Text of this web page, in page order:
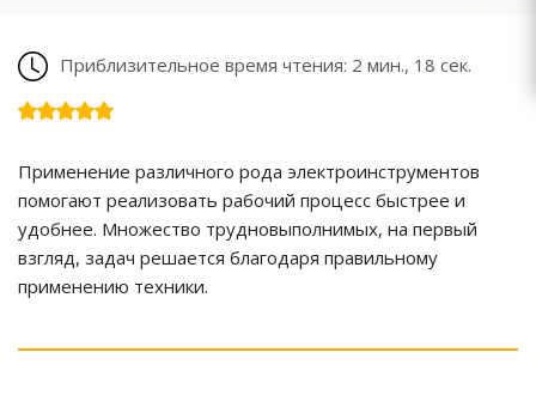
Приблизительное время чтения: 2 мин., 18 сек.
Применение различного рода электроинструментов
помогают реализовать рабочий процесс быстрее и
удобнее. Множество трудновыполнимых, на первый
взгляд, задач решается благодаря правильному
применению техники.